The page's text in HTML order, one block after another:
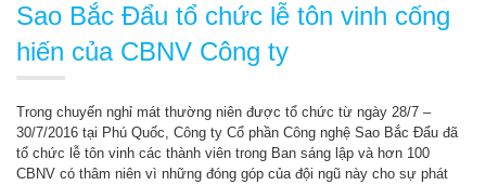
Sao Bắc Đẩu tổ chức lễ tôn vinh cống
hiến của CBNV Công ty
Trong chuyến nghỉ mát thường niên được tổ chức từ ngày 28/7 –
30/7/2016 tại Phú Quốc, Công ty Cổ phần Công nghệ Sao Bắc Đẩu đã
tổ chức lễ tôn vinh các thành viên trong Ban sáng lập và hơn 100
CBNV có thâm niên vì những đóng góp của đội ngũ này cho sự phát